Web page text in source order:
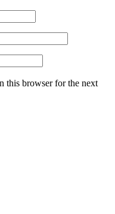
this browser for the next